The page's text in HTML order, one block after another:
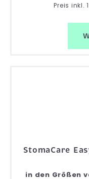
Preis inkl.
StomaCare
in den Größen